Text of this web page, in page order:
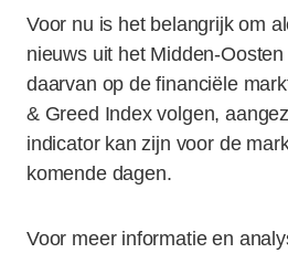
Voor nu is het belangrijk om
nieuws uit het Midden-
daarvan op de financiële
& Greed Index volgen,
indicator kan zijn voor de
komende dagen.
Voor meer informatie en